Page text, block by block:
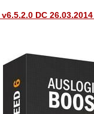
DC 26.03.2014